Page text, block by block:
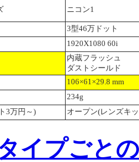
ニコン1
3型46万ドット
1920X1080 60i
内蔵フラッシュ
ダストシールド
106×61×29.8 mm
234g
3万円～) オープン(レンズキ
イプごと